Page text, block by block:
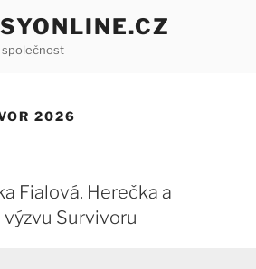
společnost
2026
Fialová. Herečka a
Survivoru